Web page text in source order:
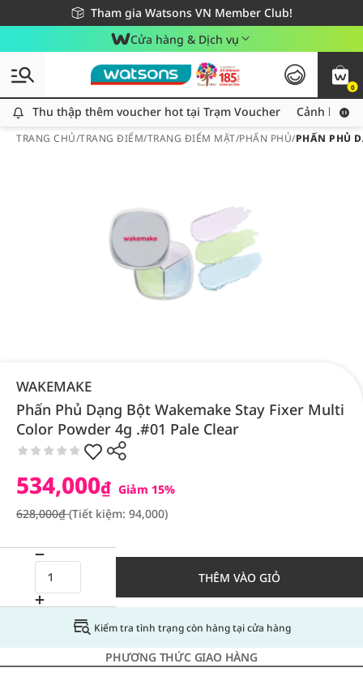
Tham gia Watsons VN Member Club!
Miễn phí giao hàng cho đơn hàng từ 249,000Đ
Giao hàng nhanh 24h - Áp dụng khu vực TP. Hồ Chí Minh
Cửa hàng & Dịch vụ
0
Thu thập thêm voucher hot tại Trạm Voucher
Thu thập thêm voucher hot tại Trạm Voucher Cảnh báo
TRANG CHỦ/TRANG ĐIỂM/TRANG ĐIỂM MẶT/PHẤN PHỦ/PHẤN PHỦ
WAKEMAKE
Phấn Phủ Dạng Bột Wakemake Stay Fixer Multi
Color Powder 4g .#01 Pale Clear
534,000₫ Giảm 15%
628,000₫(Tiết kiệm: 94,000)
THÊM VÀO GIỎ
Kiểm tra tình trạng còn hàng tại cửa hàng
PHƯƠNG THỨC GIAO HÀNG